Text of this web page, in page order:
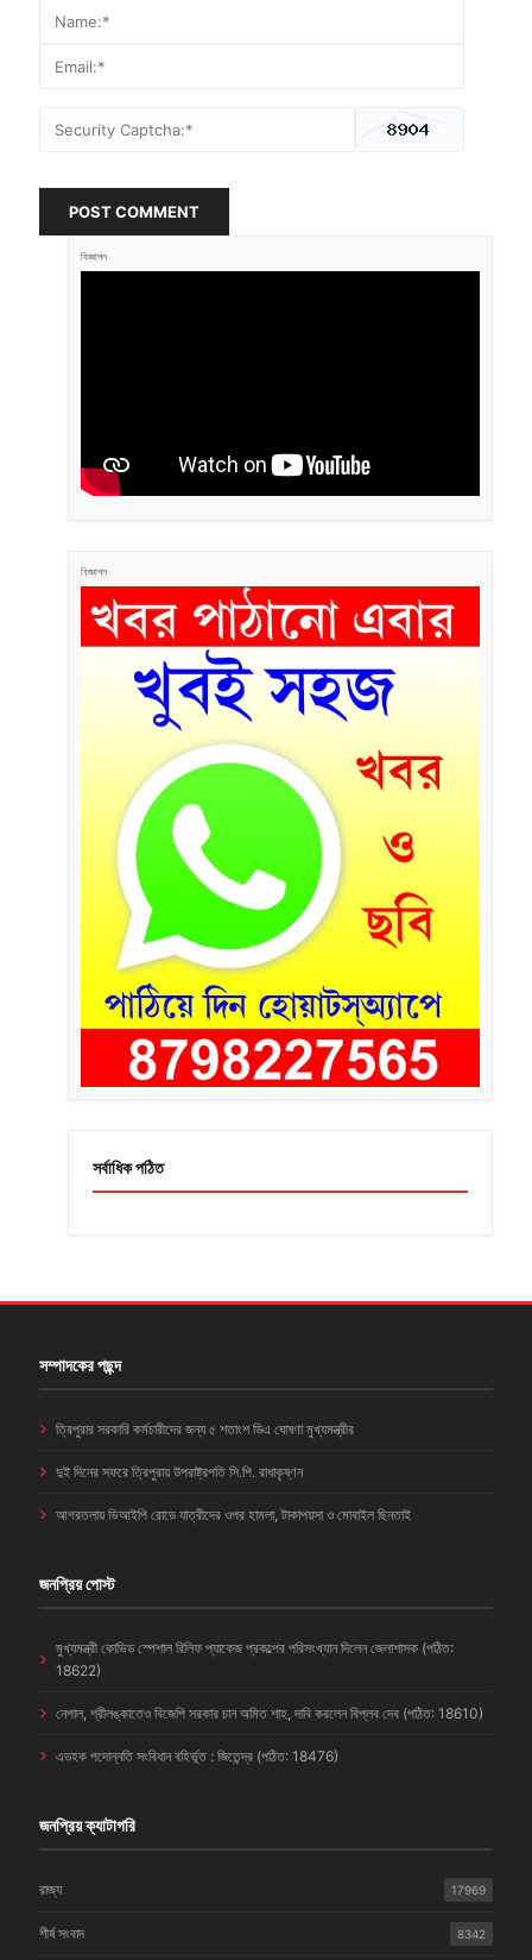
POST COMMENT
বিজ্ঞাপন
বিজ্ঞাপন
সর্বাধিক পঠিত
সম্পাদকের পছন্দ
ত্রিপুরার সরকারি কর্মচারীদের জন্য ৫ শতাংশ ডিএ ঘোষণা মুখ্যমন্ত্রীর
দুই দিনের সফরে ত্রিপুরায় উপরাষ্ট্রপতি সি.পি. রাধাকৃষ্ণন
আগরতলায় ভিআইপি রোডে যাত্রীদের ওপর হামলা, টাকাপয়সা ও মোবাইল ছিনতাই
জনপ্রিয় পোস্ট
মুখ্যমন্ত্রী কোভিড স্পেশাল রিলিফ প্যাকেজ প্রকল্পের পরিসংখ্যান দিলেন জেলাশাসক (পঠিত:
18622)
নেপাল, শ্রীলঙ্কাতেও বিজেপি সরকার চান অমিত শাহ, দাবি করলেন বিপ্লব দেব (পঠিত: 18610)
এডহক পদোন্নতি সংবিধান বহির্ভূত : জিতেন্দ্র (পঠিত: 18476)
জনপ্রিয় ক্যাটাগরি
রাজ্য 17969
শীর্ষ সংবাদ 8342